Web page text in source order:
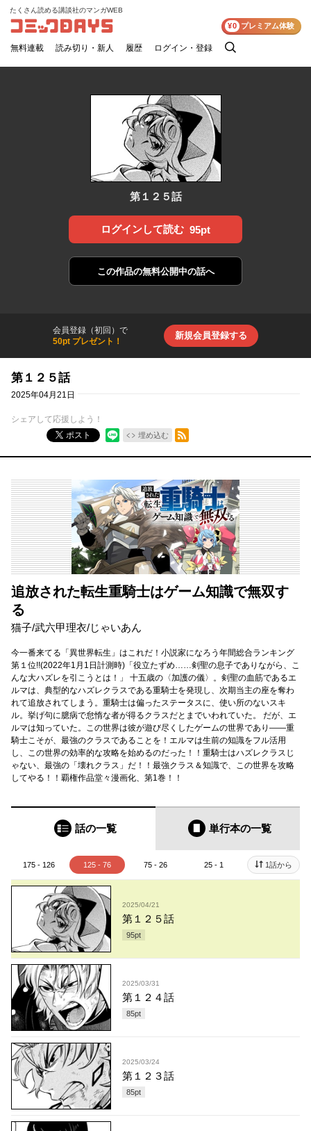
コミックDAYS
たくさん読める講談社のマンガWEB
無料連載 読み切り・新人 履歴 ログイン・登録
検
¥0 プレミアム体験
第１２５話
ログインして読む 95pt
この作品の無料公開中の話へ
会員登録（初回）で
50pt プレゼント！
新規会員登録する
第１２５話
2025年04月21日
シェアして応援しよう！
ポスト
埋め込む
RSSフィード
追放された転生重騎士はゲーム知識で無双す
る
猫子/武六甲理衣/じゃいあん
今一番来てる「異世界転生」はこれだ！小説家になろう年間総合ランキング
第１位!!(2022年1月1日計測時)「役立たずめ……剣聖の息子でありながら、こ
んな大ハズレを引こうとは！」 十五歳の〈加護の儀〉。剣聖の血筋であるエ
ルマは、典型的なハズレクラスである重騎士を発現し、次期当主の座を奪わ
れて追放されてしまう。重騎士は偏ったステータスに、使い所のないスキ
ル。挙げ句に臆病で怠惰な者が得るクラスだとまでいわれていた。 だが、エ
ルマは知っていた。この世界は彼が遊び尽くしたゲームの世界であり――重
騎士こそが、最強のクラスであることを！エルマは生前の知識をフル活用
し、この世界の効率的な攻略を始めるのだった！！重騎士はハズレクラスじ
ゃない、最強の「壊れクラス」だ！！最強クラス＆知識で、この世界を攻略
してやる！！覇権作品堂々漫画化、第1巻！！
話の一覧 単行本の一覧
175 - 126 125 - 76 75 - 26 25 - 1 1話から
2025/04/21
第１２５話
95pt
2025/03/31
第１２４話
85pt
2025/03/24
第１２３話
85pt